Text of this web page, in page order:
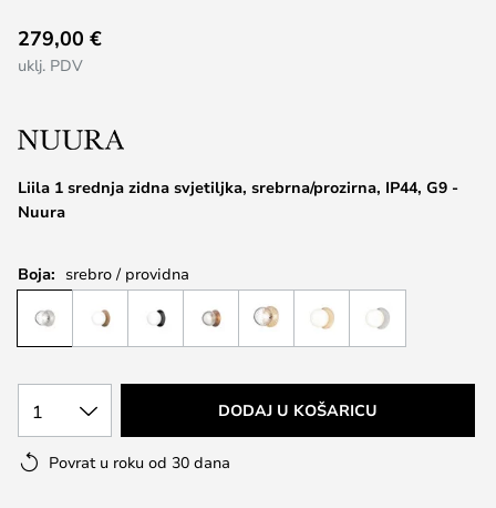
to
the
of
the
images
gallery
Liila 1 srednja zidna svjetiljka, srebrna/prozirna, IP44, G9 -
Nuura
279,00 €
uklj. PDV
Boja: srebro / providna
1 DODAJ U KOŠARICU
Povrat u roku od 30 dana